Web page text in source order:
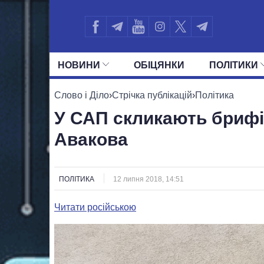
НОВИНИ ОБIЦЯНКИ ПОЛIТИКИ
УСІ ПОЛІТИКИ ПРЕЗИДЕНТ І ОФІС
Слово і Діло›Стрічка публікацій›Політика
У САП скликають
Авакова
ПОЛІТИКА 12 липня 2018, 14:51
Читати російською